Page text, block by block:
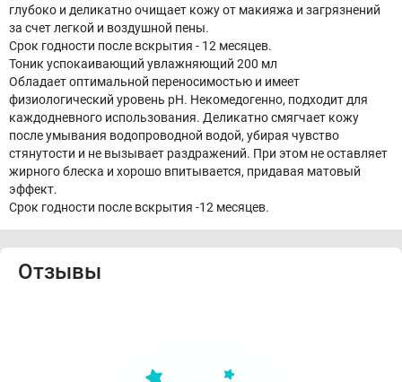
глубоко и деликатно очищает кожу от макияжа и загрязнений
за счет легкой и воздушной пены.
Срок годности после вскрытия - 12 месяцев.
Тоник успокаивающий увлажняющий 200 мл
Обладает оптимальной переносимостью и имеет
физиологический уровень pH. Некомедогенно, подходит для
каждодневного использования. Деликатно смягчает кожу
после умывания водопроводной водой, убирая чувство
стянутости и не вызывает раздражений. При этом не оставляет
жирного блеска и хорошо впитывается, придавая матовый
эффект.
Срок годности после вскрытия -12 месяцев.
Отзывы